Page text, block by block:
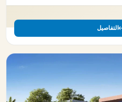
التفاصيل